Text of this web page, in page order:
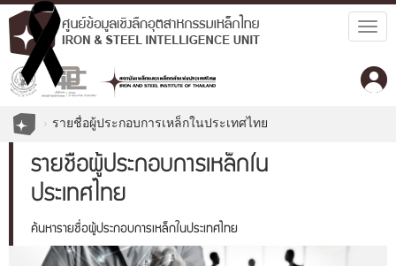
รายชื่อผู้ประกอบการเหล็กในประเทศไทย
รายชื่อผู้ประกอบการเหล็กใน
ประเทศไทย
ค้นหารายชื่อผู้ประกอบการเหล็กในประเทศไทย